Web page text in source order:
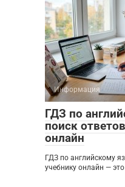
Информация
ГДЗ по
поиск
онлайн
ГДЗ по английскому
учебнику онлайн —